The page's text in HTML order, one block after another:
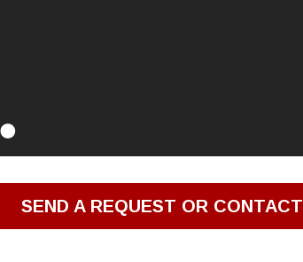
SEND A REQUEST OR CONTACT